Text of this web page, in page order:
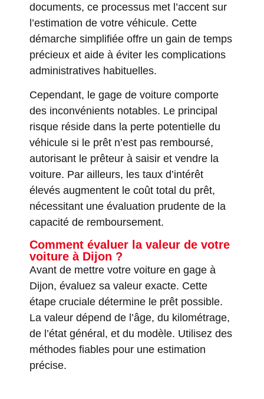
documents, ce processus met l’accent sur
l’estimation de votre véhicule. Cette
démarche simplifiée offre un gain de temps
précieux et aide à éviter les complications
administratives habituelles.
Cependant, le gage de voiture comporte
des inconvénients notables. Le principal
risque réside dans la perte potentielle du
véhicule si le prêt n’est pas remboursé,
autorisant le prêteur à saisir et vendre la
voiture. Par ailleurs, les taux d’intérêt
élevés augmentent le coût total du prêt,
nécessitant une évaluation prudente de la
capacité de remboursement.
Comment évaluer la valeur de votre
voiture à Dijon ?
Avant de mettre votre voiture en gage à
Dijon, évaluez sa valeur exacte. Cette
étape cruciale détermine le prêt possible.
La valeur dépend de l’âge, du kilométrage,
de l’état général, et du modèle. Utilisez des
méthodes fiables pour une estimation
précise.